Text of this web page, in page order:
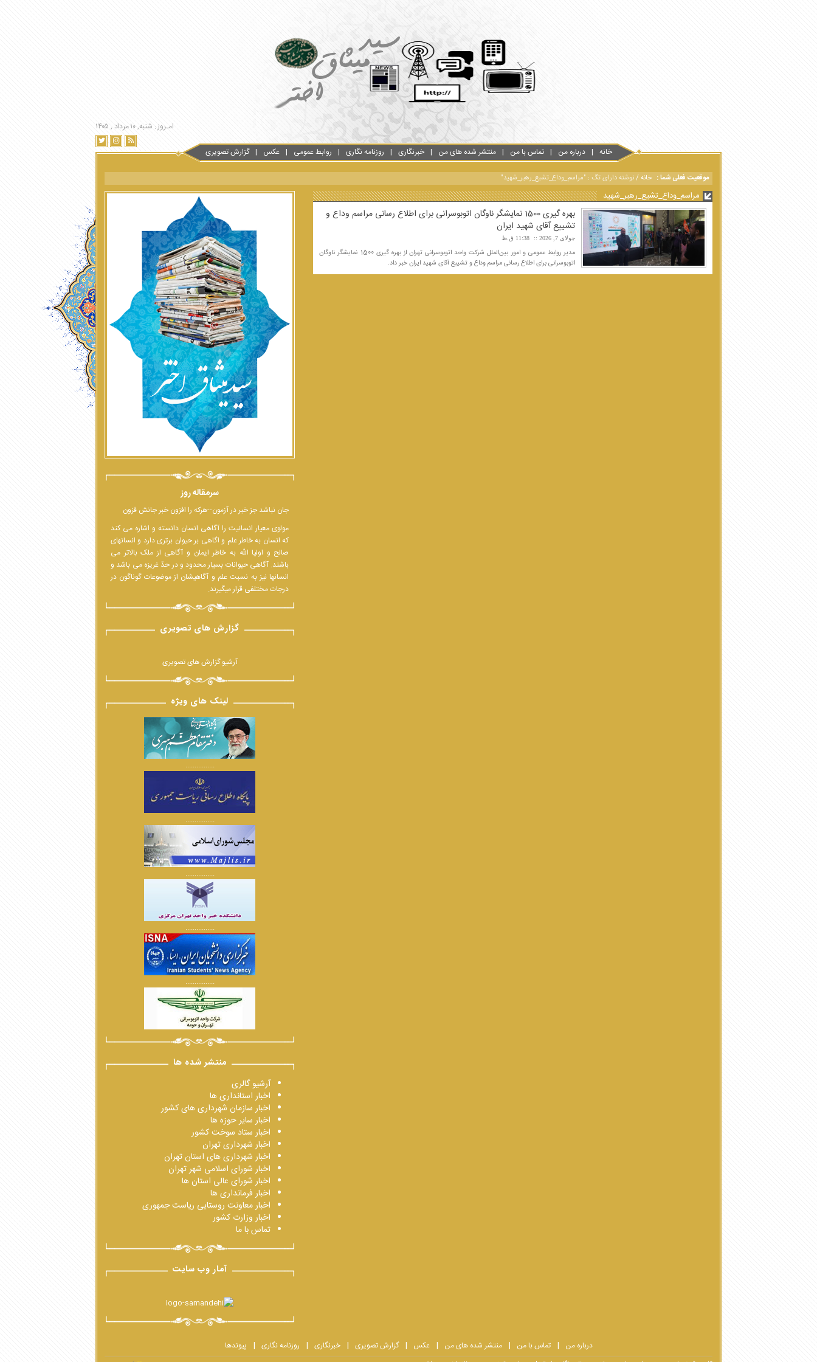
امـروز : شنبه, ۱۰ مرداد , ۱۴۰۵
خانه درباره من تماس با من منتشر شده های من خبرنگاری روزنامه نگاری روابط عمومی عکس گزارش تصویری
موقعیت فعلی شما : خانه/نوشته دارای تگ : "مراسم_وداع_تشیع_رهبر_شهید"
مراسم_وداع_تشیع_رهبر_شهید
بهره گیری 1500 نمایشگر ناوگان اتوبوسرانی برای اطلاع رسانی مراسم وداع و
تشییع آقای شهید ایران
جولای 7, 2026 11:38 ق.ظ
مدیر روابط عمومی و امور بین‌الملل شرکت واحد اتوبوسرانی تهران از بهره گیری 1500 نمایشگر ناوگان
اتوبوسرانی برای اطلاع رسانی مراسم وداع و تشییع آقای شهید ایران خبر داد.
سرمقاله روز
جان نباشد جز خبر در آزمون--هرکه را افزون خبر جانش فزون
مولوی معیار انسانیت را آگاهی انسان دانسته و اشاره می کند
که انسان به خاطر علم و اگاهی بر حیوان برتری دارد و انسانهای
صالح و اولیا الله به خاطر ایمان و آگاهی از ملک بالاتر می
باشند. آگاهی حیوانات بسیار محدود و در حدّ غریزه می باشد و
انسانها نیز به نسبت علم و آگاهیشان از موضوعات گوناگون در
درجات مختلفی قرار میگیرند.
گزارش های تصویری
آرشیو گزارش های تصویری
لینک های ویژه
................
................
................
................
................
منتشر شده ها
آرشیو گالری
اخبار استانداری ها
اخبار سازمان شهرداری های کشور
اخبار سایر حوزه ها
اخبار ستاد سوخت کشور
اخبار شهرداری تهران
اخبار شهرداری های استان تهران
اخبار شورای اسلامی شهر تهران
اخبار شورای عالی استان ها
اخبار فرمانداری ها
اخبار معاونت روستایی ریاست جمهوری
اخبار وزارت کشور
تماس با ما
آمار وب سایت
درباره من تماس با من منتشر شده های من عکس گزارش تصویری خبرنگاری روزنامه نگاری پیوندها